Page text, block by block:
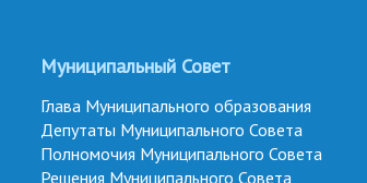
Муниципальный Совет
Глава Муниципального образования
Депутаты Муниципального Совета
Полномочия Муниципального Совета
Решения Муниципального Совета